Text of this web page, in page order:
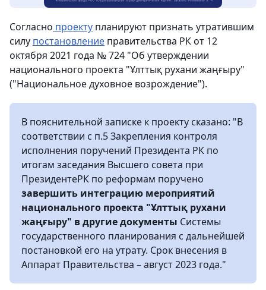
Согласно проекту планируют признать утратившим
силу постановление правительства РК от 12
октября 2021 года № 724 "Об утверждении
национального проекта "Ұлттық рухани жаңғыру"
("Национальное духовное возрождение").
В пояснительной записке к проекту сказано: "В
соответствии с п.5 Закрепления контроля
исполнения поручений Президента РК по
итогам заседания Высшего совета при
ПрезидентеРК по реформам поручено
завершить интеграцию мероприятий
национального проекта "Ұлттық рухани
жаңғыру" в другие документы Системы
государственного планирования с дальнейшей
постановкой его на утрату. Срок внесения в
Аппарат Правительства – август 2023 года."